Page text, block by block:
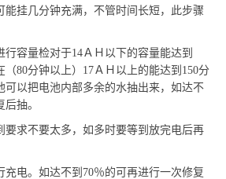
能挂几分钟充满，不管时间长短，此步骤
行容量检对于14ＡＨ以下的容量能达到
（80分钟以上）17ＡＨ以上的能达到150分
可以把电池内部多余的水抽出来，如达不
抽。
要求不要太多，如多时要等到放完电后再
充电。如达不到70％的可再进行一次修复